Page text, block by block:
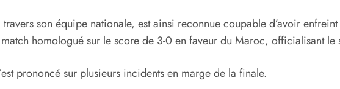
son équipe nationale, est ainsi reconnue coupable d’avoir
homologué sur le score de 3-0 en faveur du Maroc, officialisant le
prononcé sur plusieurs incidents en marge de la finale.